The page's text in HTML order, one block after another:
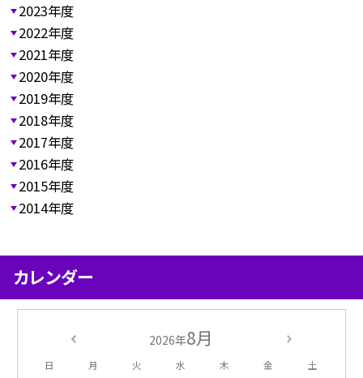
2023年度
2022年度
2021年度
2020年度
2019年度
2018年度
2017年度
2016年度
2015年度
2014年度
カレンダー
2026年8月
日 月 火 水 木 金 土